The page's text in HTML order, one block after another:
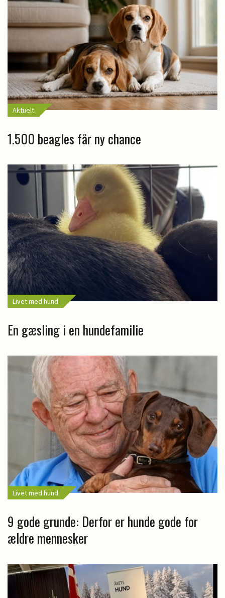
Aktuelt
1.500 beagles får ny chance
Livet med hund
En gæsling i en hundefamilie
Livet med hund
9 gode grunde: Derfor er hunde gode for
ældre mennesker